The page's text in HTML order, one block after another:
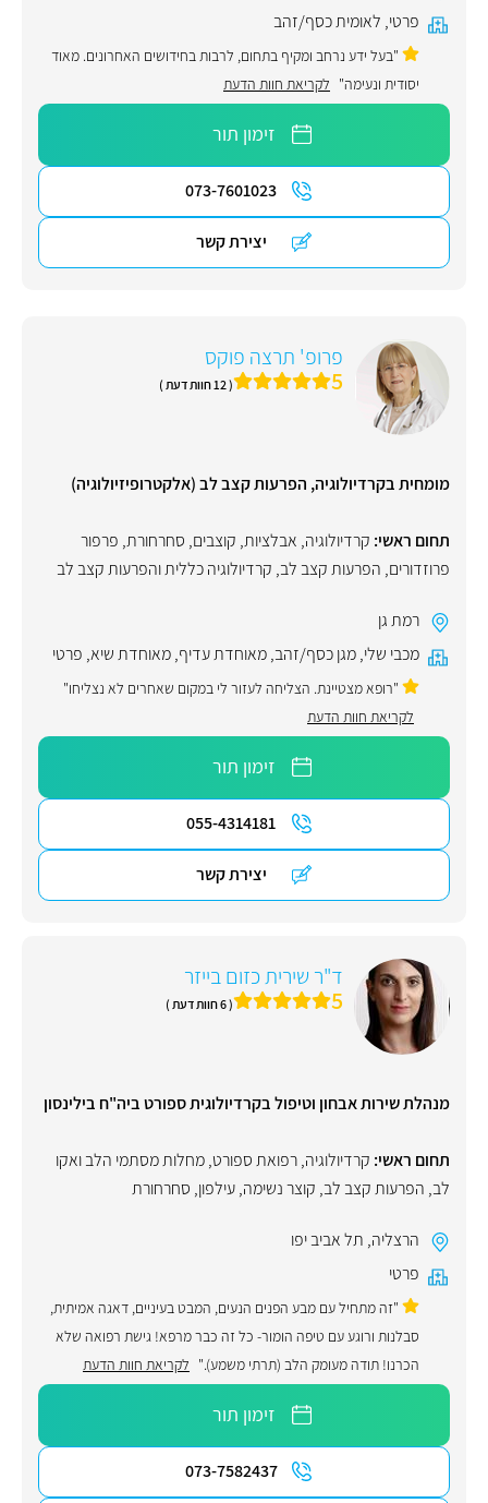
פרטי, לאומית כסף/זהב
"בעל ידע נרחב ומקיף בתחום, לרבות בחידושים האחרונים. מאוד
יסודית ונעימה" לקריאת חוות הדעת
זימון תור
073-7601023
יצירת קשר
פרופ' תרצה פוקס
5 ( 12 חוות דעת )
מומחית בקרדיולוגיה, הפרעות קצב לב (אלקטרופיזיולוגיה)
תחום ראשי: קרדיולוגיה, אבלציות, קוצבים, סחרחורת, פרפור
פרוזדורים, הפרעות קצב לב, קרדיולוגיה כללית והפרעות קצב לב
רמת גן
מכבי שלי,מגן כסף/זהב,מאוחדת עדיף,מאוחדת שיא, פרטי
"רופא מצטיינת. הצליחה לעזור לי במקום שאחרים לא נצליחו"
לקריאת חוות הדעת
זימון תור
055-4314181
יצירת קשר
ד"ר שירית כזום בייזר
5 ( 6 חוות דעת )
מנהלת שירות אבחון וטיפול בקרדיולוגית ספורט ביה"ח בילינסון
תחום ראשי: קרדיולוגיה,רפואת ספורט,מחלות מסתמי הלב ואקו
לב, הפרעות קצב לב, קוצר נשימה,עילפון, סחרחורת
הרצליה, תל אביב יפו
פרטי
"זה מתחיל עם מבע הפנים הנעים, המבט בעיניים, דאגה אמיתית,
סבלנות ורוגע עם טיפה הומור- כל זה כבר מרפא! גישת רפואה שלא
הכרנו! תודה מעומק הלב (תרתי משמע)." לקריאת חוות הדעת
זימון תור
073-7582437